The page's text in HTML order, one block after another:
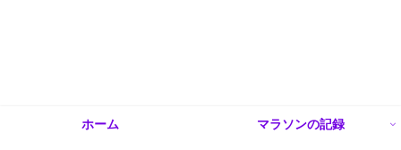
ホーム マラソンの記録